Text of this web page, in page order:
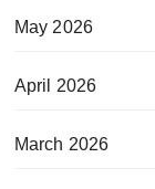
May 2026
April 2026
March 2026